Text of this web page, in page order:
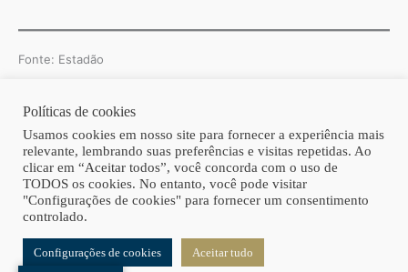
Fonte: Estadão
Copyright © 2026 | Homero Costa Advogados
Políticas de cookies
Usamos cookies em nosso site para fornecer a experiência mais
relevante, lembrando suas preferências e visitas repetidas. Ao
clicar em “Aceitar todos”, você concorda com o uso de
TODOS os cookies. No entanto, você pode visitar
"Configurações de cookies" para fornecer um consentimento
controlado.
Configurações de cookies Aceitar tudo